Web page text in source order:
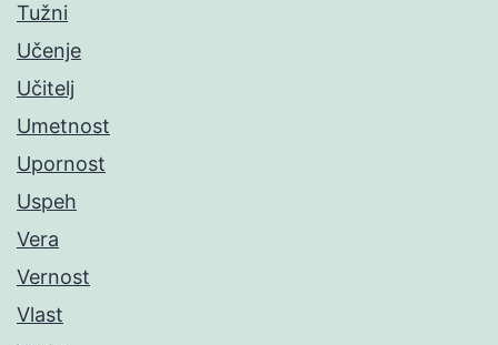
Tužni
Učenje
Učitelj
Umetnost
Upornost
Uspeh
Vera
Vernost
Vlast